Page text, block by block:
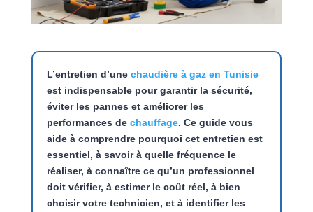
L’entretien d’une chaudière à gaz en Tunisie
est indispensable pour garantir la sécurité,
éviter les pannes et améliorer les
performances de chauffage. Ce guide vous
aide à comprendre pourquoi cet entretien est
essentiel, à savoir à quelle fréquence le
réaliser, à connaître ce qu’un professionnel
doit vérifier, à estimer le coût réel, à bien
choisir votre technicien, et à identifier les